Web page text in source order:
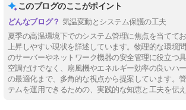
このブログのここがポイント
気温変動とシステム保護の工夫
夏季の高温環境下でのシステム管理に焦点を当てて
上昇しやすい現状を詳述しています。物理的な環境
のサーバーやネットワーク機器の安全管理に役立つ具
空調だけでなく、扇風機やエネルギー効率の良いハ
の最適化まで、多角的な視点から提案しています。
テムを運用できるための、実践的な知恵と工夫を伝え